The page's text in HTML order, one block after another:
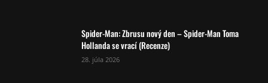
Spider-Man: Zbrusu nový den – Spider-Man Toma
Hollanda se vrací (Recenze)
28. júla 2026